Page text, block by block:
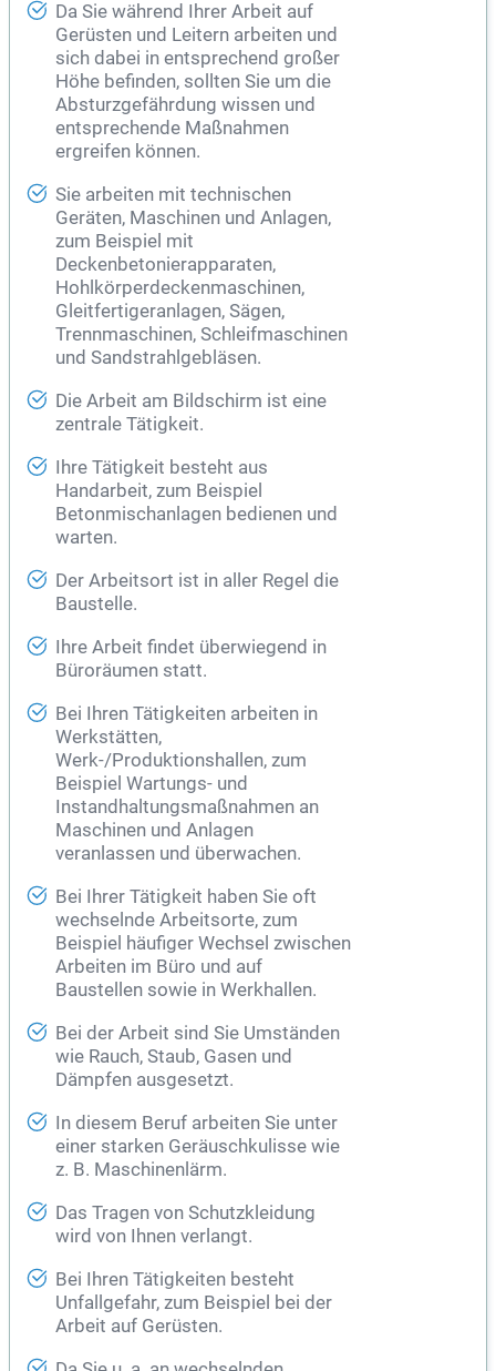
Da Sie während Ihrer Arbeit auf
Gerüsten und Leitern arbeiten und
sich dabei in entsprechend großer
Höhe befinden, sollten Sie um die
Absturzgefährdung wissen und
entsprechende Maßnahmen
ergreifen können.
Sie arbeiten mit technischen
Geräten, Maschinen und Anlagen,
zum Beispiel mit
Deckenbetonierapparaten,
Hohlkörperdeckenmaschinen,
Gleitfertigeranlagen, Sägen,
Trennmaschinen, Schleifmaschinen
und Sandstrahlgebläsen.
Die Arbeit am Bildschirm ist eine
zentrale Tätigkeit.
Ihre Tätigkeit besteht aus
Handarbeit, zum Beispiel
Betonmischanlagen bedienen und
warten.
Der Arbeitsort ist in aller Regel die
Baustelle.
Ihre Arbeit findet überwiegend in
Büroräumen statt.
Bei Ihren Tätigkeiten arbeiten in
Werkstätten,
Werk-/Produktionshallen, zum
Beispiel Wartungs- und
Instandhaltungsmaßnahmen an
Maschinen und Anlagen
veranlassen und überwachen.
Bei Ihrer Tätigkeit haben Sie oft
wechselnde Arbeitsorte, zum
Beispiel häufiger Wechsel zwischen
Arbeiten im Büro und auf
Baustellen sowie in Werkhallen.
Bei der Arbeit sind Sie Umständen
wie Rauch, Staub, Gasen und
Dämpfen ausgesetzt.
In diesem Beruf arbeiten Sie unter
einer starken Geräuschkulisse wie
z. B. Maschinenlärm.
Das Tragen von Schutzkleidung
wird von Ihnen verlangt.
Bei Ihren Tätigkeiten besteht
Unfallgefahr, zum Beispiel bei der
Arbeit auf Gerüsten.